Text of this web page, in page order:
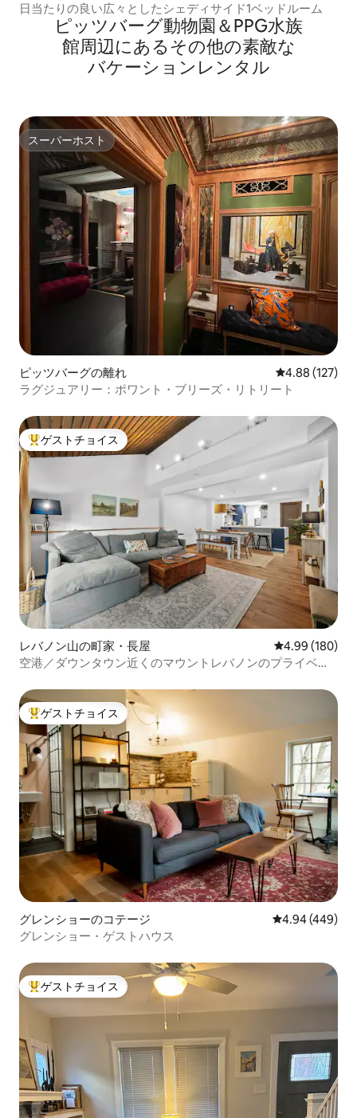
日当たりの良い広々としたシェディサイド1ベッドルーム
ピッツバーグ動物園＆PPG水族
館⁠周⁠辺⁠に⁠あ⁠るそ⁠の⁠他⁠の素⁠敵⁠な
バ⁠ケ⁠ー⁠シ⁠ョ⁠ン⁠レ⁠ン⁠タ⁠ル
スーパーホスト
スーパーホスト
ピッツバーグの離れ レビュー127
4.88 (127)
ラグジュアリー：ポワント・ブリーズ・リトリート
大好評のゲストチョイスです。
ゲストチョイス
レバノン山の町家・長屋 レビュー180
4.99 (180)
空港／ダウンタウン近くのマウントレバノンのプライベー
大好評のゲストチョイスです。
ゲストチョイス
グレンショーのコテージ レビュー449
4.94 (449)
グレンショー・ゲストハウス
大好評のゲストチョイスです。
ゲストチョイス